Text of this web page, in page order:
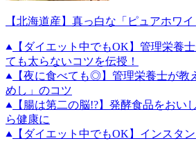
【北海道産】真っ白な「ピュアホワ
【ダイエット中でもOK】管理栄養
ても太らないコツを伝授！
【夜に食べても◎】管理栄養士が教
めし」のコツ
【腸は第二の脳!?】発酵食品をおい
ら健康に
【ダイエット中でもOK】インスタ